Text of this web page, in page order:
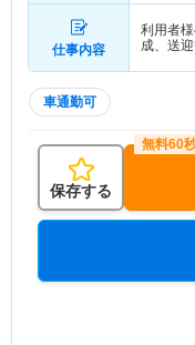
仕事内容
利用者
車通勤可
保存する